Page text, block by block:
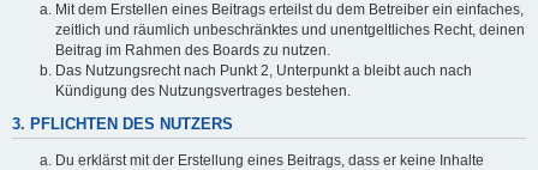
Mit dem Erstellen eines Beitrags erteilst du dem Betreiber ein einfaches,
zeitlich und räumlich unbeschränktes und unentgeltliches Recht, deinen
Beitrag im Rahmen des Boards zu nutzen.
Das Nutzungsrecht nach Punkt 2, Unterpunkt a bleibt auch nach
Kündigung des Nutzungsvertrages bestehen.
3. PFLICHTEN DES NUTZERS
Du erklärst mit der Erstellung eines Beitrags, dass er keine Inhalte